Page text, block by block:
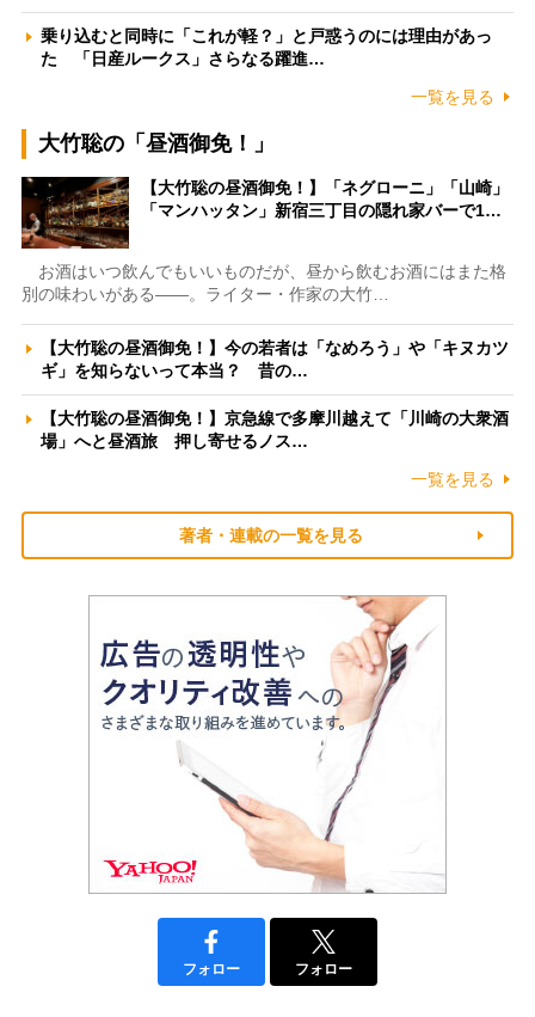
乗り込むと同時に「これが軽？」と戸惑うのには理由があっ
た 「日産ルークス」さらなる躍進…
一覧を見る
大竹聡の「昼酒御免！」
【大竹聡の昼酒御免！】「ネグローニ」「山崎」
「マンハッタン」新宿三丁目の隠れ家バーで1…
お酒はいつ飲んでもいいものだが、昼から飲むお酒にはまた格
別の味わいがある――。ライター・作家の大竹…
【大竹聡の昼酒御免！】今の若者は「なめろう」や「キヌカツ
ギ」を知らないって本当？ 昔の…
【大竹聡の昼酒御免！】京急線で多摩川越えて「川崎の大衆酒
場」へと昼酒旅 押し寄せるノス…
一覧を見る
著者・連載の一覧を見る
フォロー フォロー